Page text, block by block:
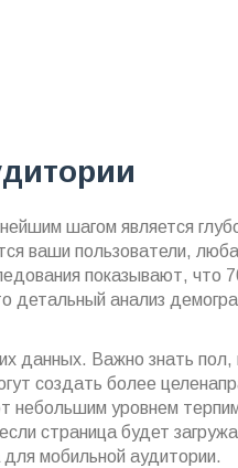
шагом является
ваши пользователи,
показывают, что
детальный анализ
данных. Важно знать
создать более
небольшим уровнем
страница будет
мобильной аудитории.